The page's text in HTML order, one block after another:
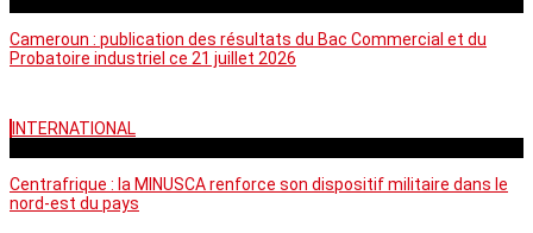
Cameroun : publication des résultats du Bac Commercial et du
Probatoire industriel ce 21 juillet 2026
INTERNATIONAL
Centrafrique : la MINUSCA renforce son dispositif militaire dans le
nord-est du pays